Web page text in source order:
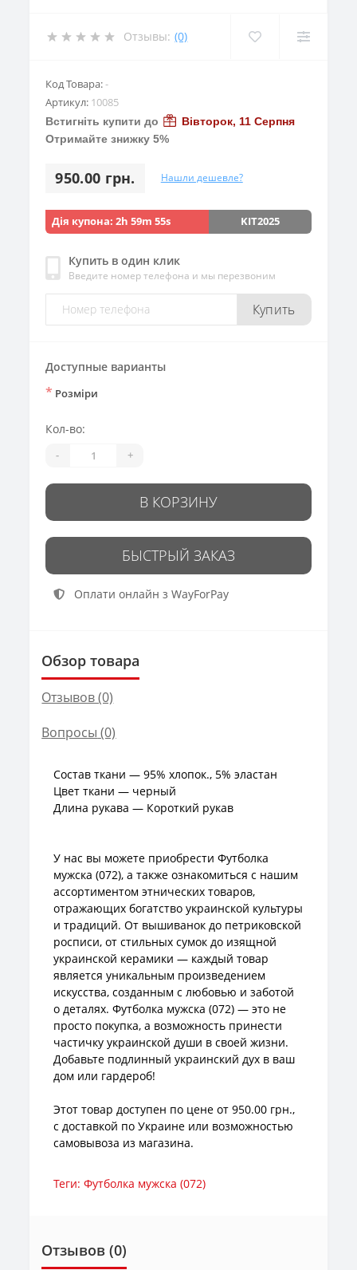
Отзывы: (0)
Код Товара:-
Артикул: 10085
Встигніть купити до
Вівторок, 11 Серпня
Отримайте знижку 5%
950.00 грн. Нашли дешевле?
Дія купона:2h 59m 53s KIT2025
Купить в один клик
Введите номер телефона и мы перезвоним
Купить
Доступные варианты
* Розміри
Кол-во:
- +
В КОРЗИНУ
БЫСТРЫЙ ЗАКАЗ
Оплати онлайн з WayForPay
Обзор товара
Отзывов (0)
Вопросы (0)
Состав ткани — 95% хлопок., 5% эластан
Цвет ткани — черный
Длина рукава — Короткий рукав
У нас вы можете приобрести Футболка
мужска (072), а также ознакомиться с нашим
ассортиментом этнических товаров,
отражающих богатство украинской культуры
и традиций. От вышиванок до петриковской
росписи, от стильных сумок до изящной
украинской керамики — каждый товар
является уникальным произведением
искусства, созданным с любовью и заботой
о деталях. Футболка мужска (072) — это не
просто покупка, а возможность принести
частичку украинской души в своей жизни.
Добавьте подлинный украинский дух в ваш
дом или гардероб!
Этот товар доступен по цене от 950.00 грн.,
с доставкой по Украине или возможностью
самовывоза из магазина.
Теги:Футболка мужска (072)
Отзывов (0)